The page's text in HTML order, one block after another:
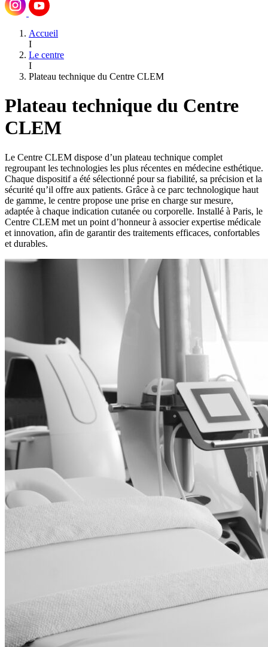
Accueil
I
Le centre
I
Plateau technique du Centre CLEM
Plateau technique du Centre
CLEM
Le Centre CLEM dispose d’un plateau technique complet
regroupant les technologies les plus récentes en médecine esthétique.
Chaque dispositif a été sélectionné pour sa fiabilité, sa précision et la
sécurité qu’il offre aux patients. Grâce à ce parc technologique haut
de gamme, le centre propose une prise en charge sur mesure,
adaptée à chaque indication cutanée ou corporelle. Installé à Paris, le
Centre CLEM met un point d’honneur à associer expertise médicale
et innovation, afin de garantir des traitements efficaces, confortables
et durables.